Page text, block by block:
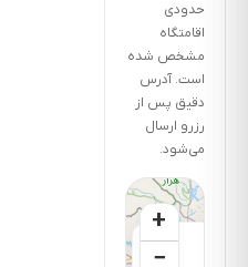
حدودی
اقامتگاه
مشخص شده
است. آدرس
دقیق پس از
رزرو ارسال
می‌شود.
×
+
−